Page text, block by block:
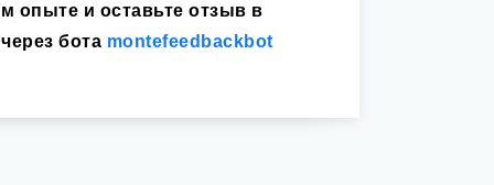
опыте и оставьте отзыв в
бота montefeedbackbot